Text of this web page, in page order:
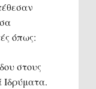
όπως:
στους
Ιδρύματα.